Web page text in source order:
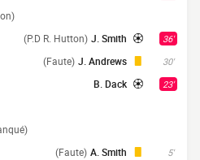
36'
J. Smith
(P.D R. Hutton)
30'
J. Andrews
(Faute)
23'
B. Dack
5'
A. Smith
(Faute)